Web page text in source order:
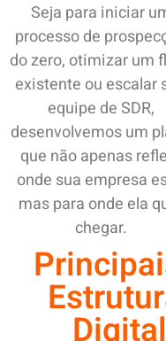
Seja para iniciar
processo de
do zero, otimizar um
existente ou escalar
equipe de SDR,
desenvolvemos um
que não apenas
onde sua empresa
mas para onde ela
chegar.